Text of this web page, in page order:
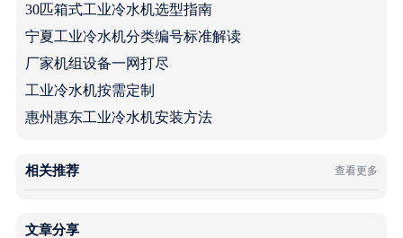
30匹箱式工业冷水机选型指南
宁夏工业冷水机分类编号标准解读
厂家机组设备一网打尽
工业冷水机按需定制
惠州惠东工业冷水机安装方法
相关推荐 查看更多
文章分享